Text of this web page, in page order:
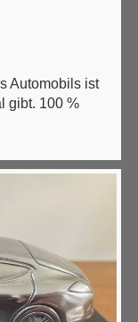
Automobils ist
gibt. 100 %